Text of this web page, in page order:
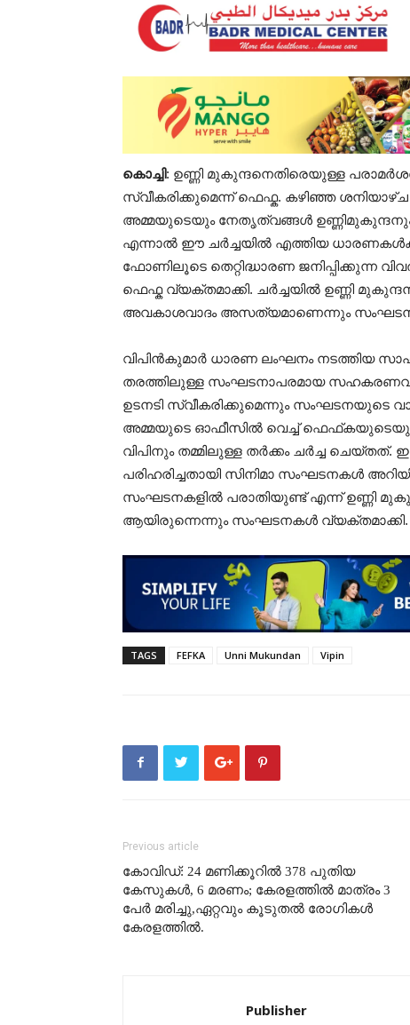
കൊച്ചി: ഉണ്ണി മുകുന്ദനെതിരെയുള്ള
സ്വീകരിക്കുമെന്ന് ഫെഫ്ക. കഴിഞ്ഞ
അമ്മയുടെയും നേതൃത്വങ്ങൾ ഉണ്ണിമുകുന്ദനും
എന്നാൽ ഈ ചർച്ചയിൽ എത്തിയ
ഫോണിലൂടെ തെറ്റിദ്ധാരണ ജനിപ്പിക്കുന്ന
ഫെഫ്ക വ്യക്തമാക്കി. ചർച്ചയിൽ ഉണ്ണി
അവകാശവാദം അസത്യമാണെന്നും സംഘടന
വിപിൻകുമാർ ധാരണ ലംഘനം നടത്തിയ
തരത്തിലുള്ള സംഘടനാപരമായ സഹകരണവും
ഉടനടി സ്വീകരിക്കുമെന്നും സംഘടനയുടെ
അമ്മയുടെ ഓഫീസിൽ വെച്ച്
വിപിനും തമ്മിലുള്ള തർക്കം ചർച്ച ചെയ്തത്.
പരിഹരിച്ചതായി സിനിമാ സംഘടനകൾ
സംഘടനകളിൽ പരാതിയുണ്ട് എന്ന് ഉണ്ണി
ആയിരുന്നെന്നും സംഘടനകൾ വ്യക്തമാക്കി.
TAGS FEFKA Unni Mukundan Vipin
Previous article
കോവിഡ്: 24 മണിക്കൂറിൽ 378 പുതിയ
കേസുകൾ, 6 മരണം; കേരളത്തിൽ മാത്രം 3
പേർ മരിച്ചു,ഏറ്റവും കൂടുതൽ രോഗികള്‍
കേരളത്തില്‍.
Publisher